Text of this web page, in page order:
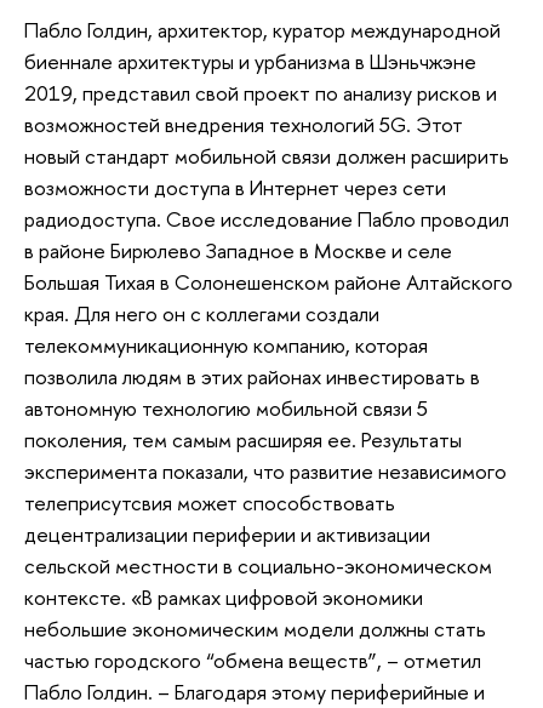
Пабло Голдин, архитектор, куратор международной
биеннале архитектуры и урбанизма в Шэньчжэне
2019, представил свой проект по анализу рисков и
возможностей внедрения технологий 5G. Этот
новый стандарт мобильной связи должен расширить
возможности доступа в Интернет через сети
радиодоступа. Свое исследование Пабло проводил
в районе Бирюлево Западное в Москве и селе
Большая Тихая в Солонешенском районе Алтайского
края. Для него он с коллегами создали
телекоммуникационную компанию, которая
позволила людям в этих районах инвестировать в
автономную технологию мобильной связи 5
поколения, тем самым расширяя ее. Результаты
эксперимента показали, что развитие независимого
телеприсутсвия может способствовать
децентрализации периферии и активизации
сельской местности в социально-экономическом
контексте. «В рамках цифровой экономики
небольшие экономическим модели должны стать
частью городского “обмена веществ”, – отметил
Пабло Голдин. – Благодаря этому периферийные и